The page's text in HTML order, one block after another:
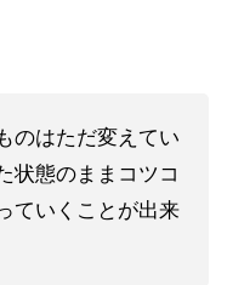
のはただ変えてい
状態のままコツコ
ていくことが出来